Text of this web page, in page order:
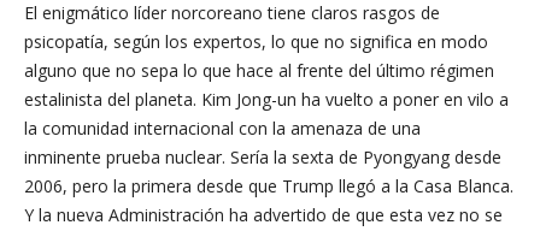
El enigmático líder norcoreano tiene claros rasgos de
psicopatía, según los expertos, lo que no significa en modo
alguno que no sepa lo que hace al frente del último régimen
estalinista del planeta. Kim Jong-un ha vuelto a poner en vilo a
la comunidad internacional con la amenaza de una
inminente prueba nuclear. Sería la sexta de Pyongyang desde
2006, pero la primera desde que Trump llegó a la Casa Blanca.
Y la nueva Administración ha advertido de que esta vez no se